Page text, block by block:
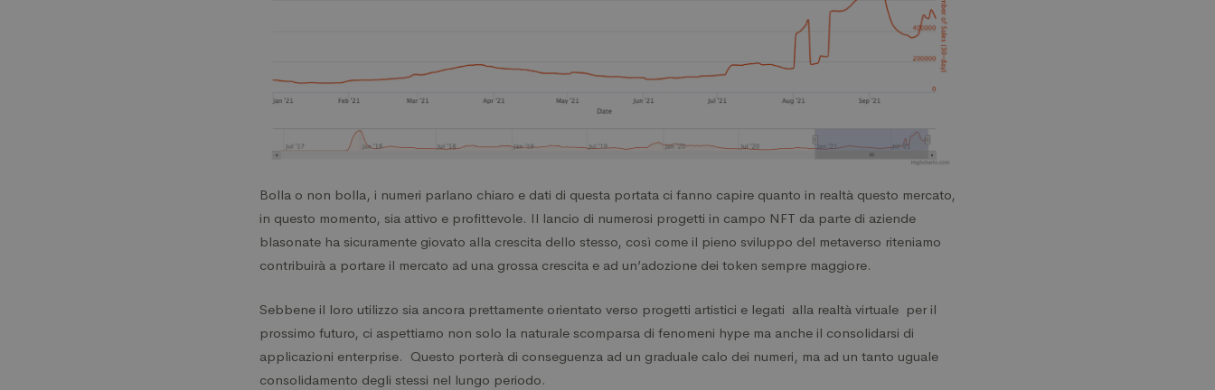
Bolla o non bolla, i numeri parlano chiaro e dati di questa portata ci fanno capire quanto in realtà questo mercato,
in questo momento, sia attivo e profittevole. Il lancio di numerosi progetti in campo NFT da parte di aziende
blasonate ha sicuramente giovato alla crescita dello stesso, così come il pieno sviluppo del metaverso riteniamo
contribuirà a portare il mercato ad una grossa crescita e ad un’adozione dei token sempre maggiore.
Sebbene il loro utilizzo sia ancora prettamente orientato verso progetti artistici e legati alla realtà virtuale per il
prossimo futuro, ci aspettiamo non solo la naturale scomparsa di fenomeni hype ma anche il consolidarsi di
applicazioni enterprise. Questo porterà di conseguenza ad un graduale calo dei numeri, ma ad un tanto uguale
consolidamento degli stessi nel lungo periodo.